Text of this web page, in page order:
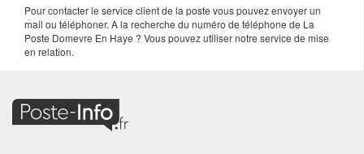
Pour contacter le service client de la poste vous pouvez envoyer un
mail ou téléphoner. A la recherche du numéro de téléphone de La
Poste Domevre En Haye ? Vous pouvez utiliser notre service de mise
en relation.